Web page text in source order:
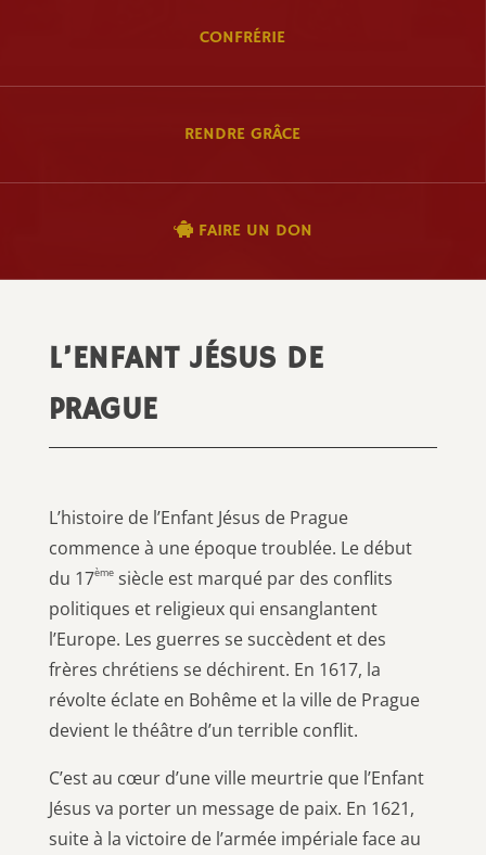
CONFRÉRIE
RENDRE GRÂCE
FAIRE UN DON
L’ENFANT JÉSUS DE
PRAGUE
L’histoire de l’Enfant Jésus de Prague
commence à une époque troublée. Le début
du 17èmesiècle est marqué par des conflits
politiques et religieux qui ensanglantent
l’Europe. Les guerres se succèdent et des
frères chrétiens se déchirent. En 1617, la
révolte éclate en Bohême et la ville de Prague
devient le théâtre d’un terrible conflit.
C’est au cœur d’une ville meurtrie que l’Enfant
Jésus va porter un message de paix. En 1621,
suite à la victoire de l’armée impériale face au